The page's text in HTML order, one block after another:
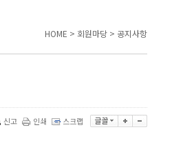
HOME > 회원마당 > 공지사항
신고 인쇄 스크랩